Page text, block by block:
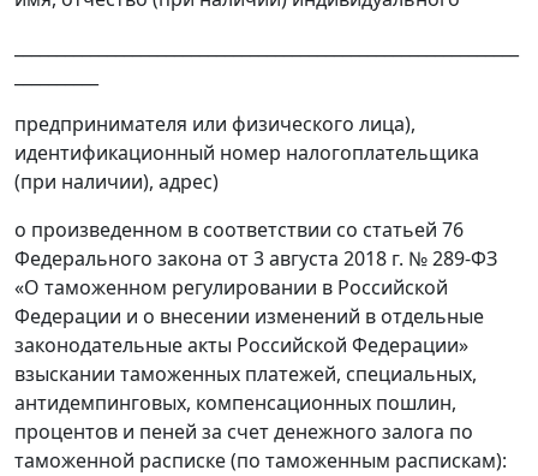
предпринимателя или физического лица),
идентификационный номер налогоплательщика
(при наличии), адрес)
о произведенном в соответствии со статьей 76
Федерального закона от 3 августа 2018 г. № 289-ФЗ
«О таможенном регулировании в Российской
Федерации и о внесении изменений в отдельные
законодательные акты Российской Федерации»
взыскании таможенных платежей, специальных,
антидемпинговых, компенсационных пошлин,
процентов и пеней за счет денежного залога по
таможенной расписке (по таможенным распискам):